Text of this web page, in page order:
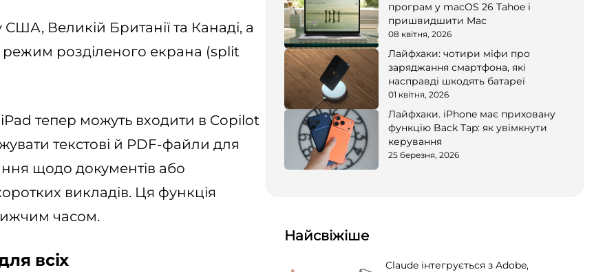
Великій Британії та Канаді, а
розділеного екрана (split
iPad тепер можуть входити в Copilot
текстові й PDF-файли для
щодо документів або
викладів. Ця функція
часом.
всіх
програм у macOS 26 Tahoe і
пришвидшити Mac
08 квітня, 2026
Лайфхаки: чотири міфи про
заряджання смартфона, які
насправді шкодять батареї
01 квітня, 2026
Лайфхаки. iPhone має приховану
функцію Back Tap: як увімкнути
керування
25 березня, 2026
Найсвіжіше
Claude інтегрується з Adobe,